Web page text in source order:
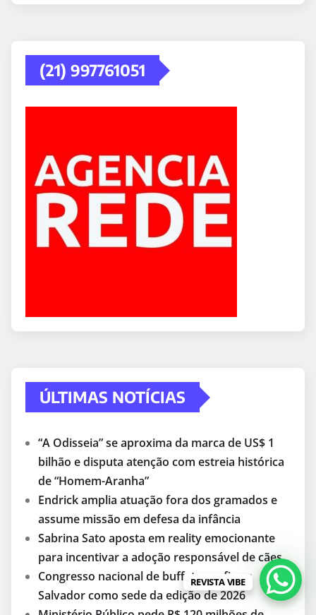
(21) 997761051
ÚLTIMAS NOTÍCIAS
“A Odisseia” se aproxima da marca de US$ 1
bilhão e disputa atenção com estreia histórica
de “Homem-Aranha”
Endrick amplia atuação fora dos gramados e
assume missão em defesa da infância
Sabrina Sato aposta em reality emocionante
para incentivar a adoção responsável de cães
Congresso nacional de buffets confirma
Salvador como sede da edição de 2026
REVISTA VIBE